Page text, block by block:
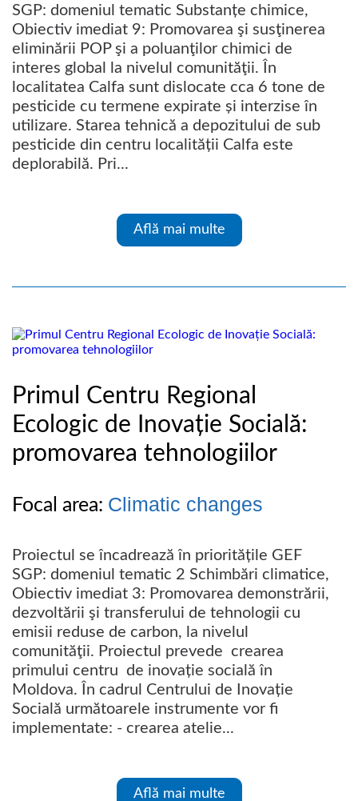
SGP: domeniul tematic Substanțe chimice,
Obiectiv imediat 9: Promovarea şi susţinerea
eliminării POP şi a poluanţilor chimici de
interes global la nivelul comunităţii. În
localitatea Calfa sunt dislocate cca 6 tone de
pesticide cu termene expirate și interzise în
utilizare. Starea tehnică a depozitului de sub
pesticide din centru localității Calfa este
deplorabilă. Pri...
Află mai multe
Primul Centru Regional
Ecologic de Inovație Socială:
promovarea tehnologiilor
Focal area: Climatic changes
Proiectul se încadrează în prioritățile GEF
SGP: domeniul tematic 2 Schimbări climatice,
Obiectiv imediat 3: Promovarea demonstrării,
dezvoltării şi transferului de tehnologii cu
emisii reduse de carbon, la nivelul
comunităţii. Proiectul prevede crearea
primului centru de inovație socială în
Moldova. În cadrul Centrului de Inovație
Socială următoarele instrumente vor fi
implementate: - crearea atelie...
Află mai multe